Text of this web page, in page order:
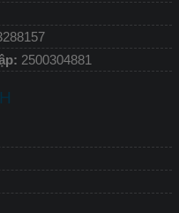
2500304881